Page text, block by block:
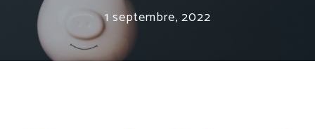
1 septembre, 2022